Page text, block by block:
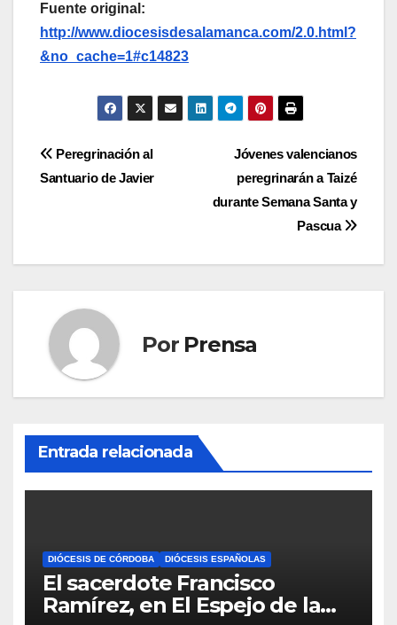
Fuente original:
http://www.diocesisdesalamanca.com/2.0.html?
&no_cache=1#c14823
Navegación
Jóvenes valencianos
peregrinarán a Taizé
durante Semana Santa y
Pascua
Peregrinación al
Santuario de Javier
Por Prensa
Entrada relacionada
DIÓCESIS DE CÓRDOBA DIÓCESIS ESPAÑOLAS
El sacerdote Francisco
Ramírez, en El Espejo de la